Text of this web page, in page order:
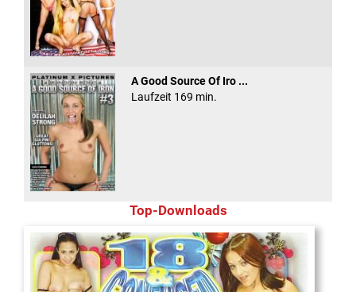
A Good Source Of Iro ...
Laufzeit 169 min.
Top-Downloads